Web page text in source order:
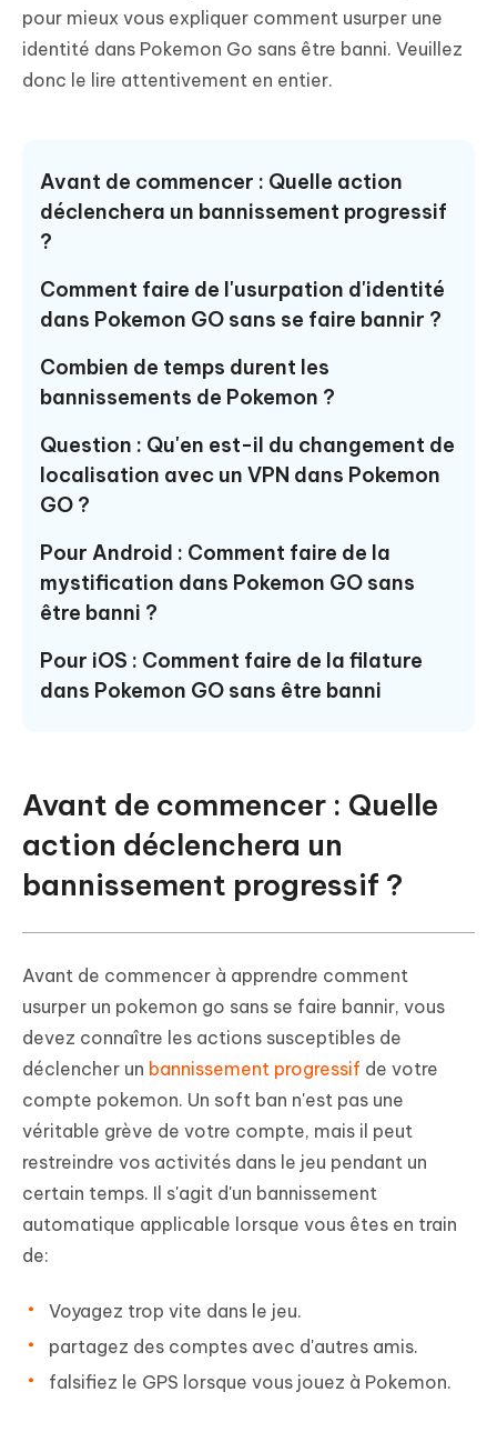
pour mieux vous expliquer comment usurper une
identité dans Pokemon Go sans être banni. Veuillez
donc le lire attentivement en entier.
Avant de commencer : Quelle action
déclenchera un bannissement progressif
?
Comment faire de l'usurpation d'identité
dans Pokemon GO sans se faire bannir ?
Combien de temps durent les
bannissements de Pokemon ?
Question : Qu'en est-il du changement de
localisation avec un VPN dans Pokemon
GO ?
Pour Android : Comment faire de la
mystification dans Pokemon GO sans
être banni ?
Pour iOS : Comment faire de la filature
dans Pokemon GO sans être banni
Avant de commencer : Quelle
action déclenchera un
bannissement progressif ?
Avant de commencer à apprendre comment
usurper un pokemon go sans se faire bannir, vous
devez connaître les actions susceptibles de
déclencher un bannissement progressif de votre
compte pokemon. Un soft ban n'est pas une
véritable grève de votre compte, mais il peut
restreindre vos activités dans le jeu pendant un
certain temps. Il s'agit d'un bannissement
automatique applicable lorsque vous êtes en train
de:
Voyagez trop vite dans le jeu.
partagez des comptes avec d'autres amis.
falsifiez le GPS lorsque vous jouez à Pokemon.